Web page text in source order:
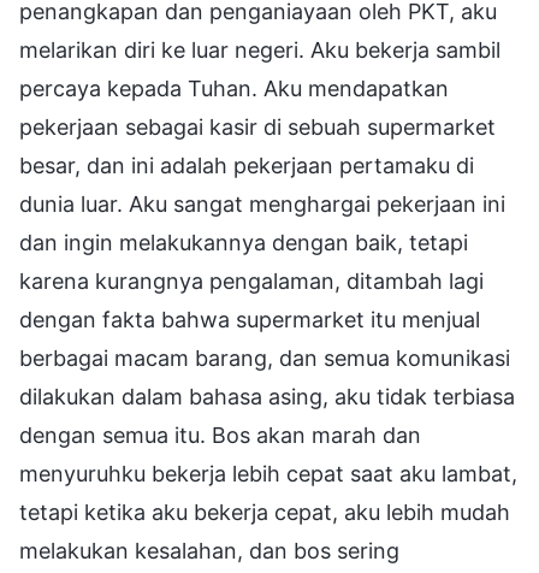
penangkapan dan penganiayaan oleh PKT, aku
melarikan diri ke luar negeri. Aku bekerja sambil
percaya kepada Tuhan. Aku mendapatkan
pekerjaan sebagai kasir di sebuah supermarket
besar, dan ini adalah pekerjaan pertamaku di
dunia luar. Aku sangat menghargai pekerjaan ini
dan ingin melakukannya dengan baik, tetapi
karena kurangnya pengalaman, ditambah lagi
dengan fakta bahwa supermarket itu menjual
berbagai macam barang, dan semua komunikasi
dilakukan dalam bahasa asing, aku tidak terbiasa
dengan semua itu. Bos akan marah dan
menyuruhku bekerja lebih cepat saat aku lambat,
tetapi ketika aku bekerja cepat, aku lebih mudah
melakukan kesalahan, dan bos sering